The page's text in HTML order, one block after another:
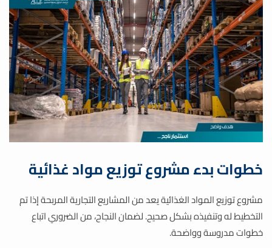
خطوات بدء مشروع توزيع مواد غذائية
مشروع توزيع المواد الغذائية يعد من المشاريع التجارية المربحة إذا تم
التخطيط له وتنفيذه بشكل صحيح. لضمان النجاح، من الضروري اتباع
خطوات مدروسة وواضحة.